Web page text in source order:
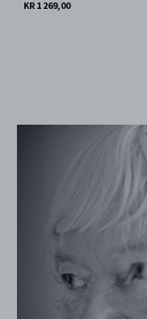
KR 1 269,00